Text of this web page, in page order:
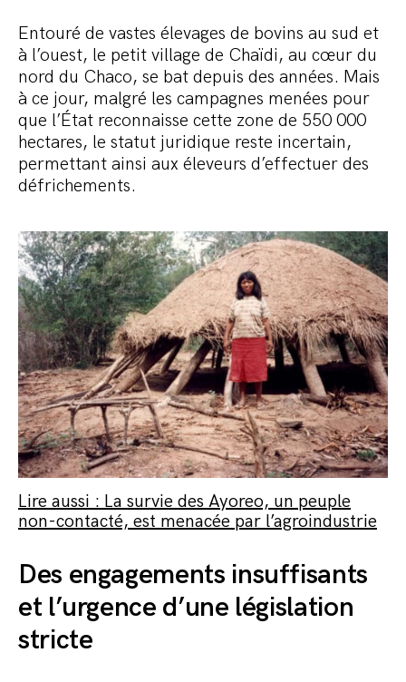
Entouré de vastes élevages de bovins au sud et
à l’ouest, le petit village de Chaïdi, au cœur du
nord du Chaco, se bat depuis des années. Mais
à ce jour, malgré les campagnes menées pour
que l’État reconnaisse cette zone de 550 000
hectares, le statut juridique reste incertain,
permettant ainsi aux éleveurs d’effectuer des
défrichements.
Lire aussi : La survie des Ayoreo, un peuple
non-contacté, est menacée par l’agroindustrie
Des engagements insuffisants
et l’urgence d’une législation
stricte